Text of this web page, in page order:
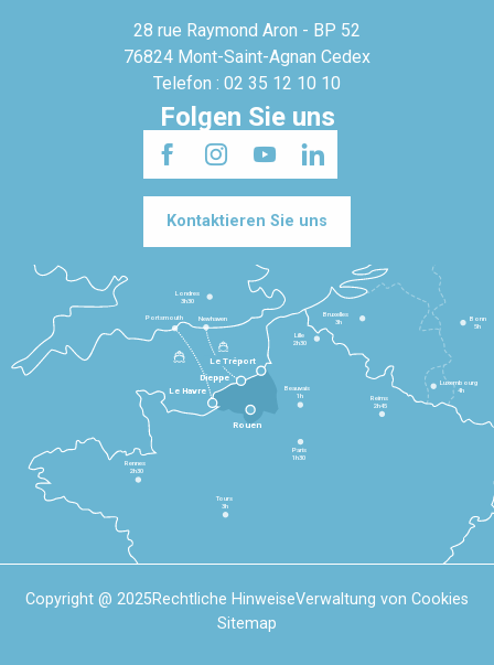
28 rue Raymond Aron - BP 52
76824 Mont-Saint-Agnan Cedex
Telefon : 02 35 12 10 10
Folgen Sie uns
Kontaktieren Sie uns
Le Havre
Dieppe
Le Tréport
Rennes
2h30
Tours
3h
Paris
1h30
Beauvais
1h
Reims
2h45
Lille
2h30
Bruxelles
3h
Londres
3h30
Newhaven
Portsmouth
Bonn
5h
Luxembourg
4h
Rouen
Copyright @ 2025Rechtliche HinweiseVerwaltung von Cookies
Sitemap